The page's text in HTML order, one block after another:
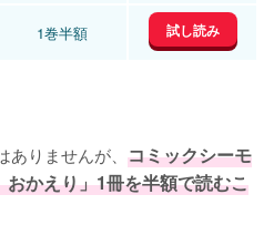
1巻半額 試し読み
りませんが、 コミックシーモ
かえり」1冊を半額で読むこ